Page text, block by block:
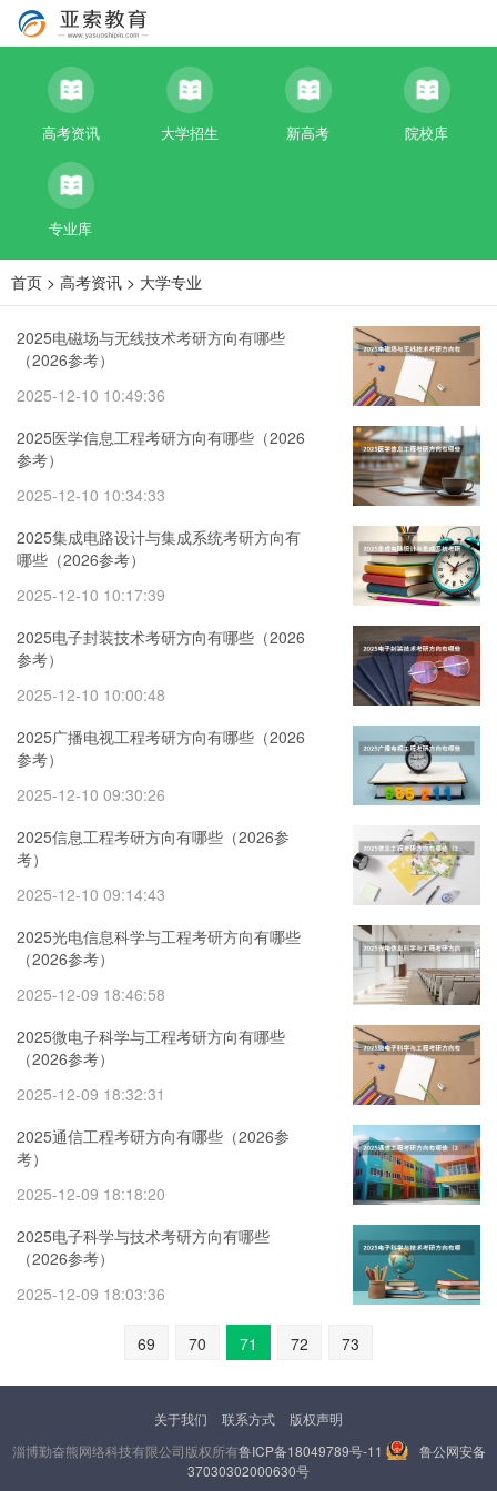
高考资讯 大学招生 新高考 院校库
专业库
首页 > 高考资讯 > 大学专业
2025电磁场与无线技术考研方向有哪些
（2026参考）
2025-12-10 10:49:36
2025医学信息工程考研方向有哪些（2026
参考）
2025-12-10 10:34:33
2025集成电路设计与集成系统考研方向有
哪些（2026参考）
2025-12-10 10:17:39
2025电子封装技术考研方向有哪些（2026
参考）
2025-12-10 10:00:48
2025广播电视工程考研方向有哪些（2026
参考）
2025-12-10 09:30:26
2025信息工程考研方向有哪些（2026参
考）
2025-12-10 09:14:43
2025光电信息科学与工程考研方向有哪些
（2026参考）
2025-12-09 18:46:58
2025微电子科学与工程考研方向有哪些
（2026参考）
2025-12-09 18:32:31
2025通信工程考研方向有哪些（2026参
考）
2025-12-09 18:18:20
2025电子科学与技术考研方向有哪些
（2026参考）
2025-12-09 18:03:36
69 70 71 72 73
关于我们 联系方式
版权声明
淄博勤奋熊网络科技有限公司版权所有鲁ICP备18049789号-11
鲁公网安备
37030302000630号